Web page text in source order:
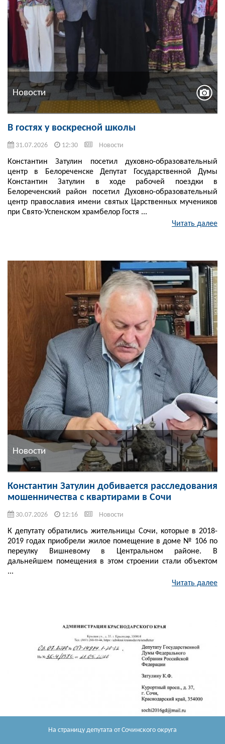
На страницу депутата от Сочинского округа
Новости
В гостях у воскресной школы
31.07.2026 12:30 Новости
Константин Затулин посетил духовно-образовательный
центр в Белореченске Депутат Государственной Думы
Константин Затулин в ходе рабочей поездки в
Белореченский район посетил Духовно-образовательный
центр православия имени святых Царственных мучеников
при Свято-Успенском храмбелор Гостя ...
Читать далее
Новости
Константин Затулин добивается расследования
мошенничества с квартирами в Сочи
30.07.2026 12:16 Новости
К депутату обратились жительницы Сочи, которые в 2018-
2019 годах приобрели жилое помещение в доме № 106 по
переулку Вишневому в Центральном районе. В
дальнейшем помещения в этом строении стали объектом
...
Читать далее